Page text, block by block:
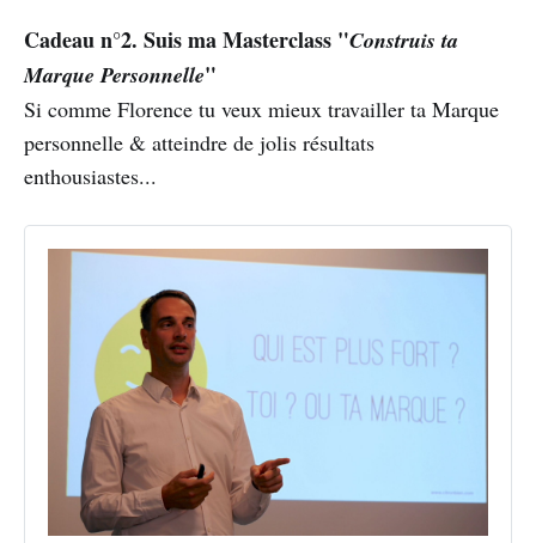
Cadeau n°2. Suis ma Masterclass "Construis ta
Marque Personnelle"
Si comme Florence tu veux mieux travailler ta Marque
personnelle & atteindre de jolis résultats
enthousiastes...